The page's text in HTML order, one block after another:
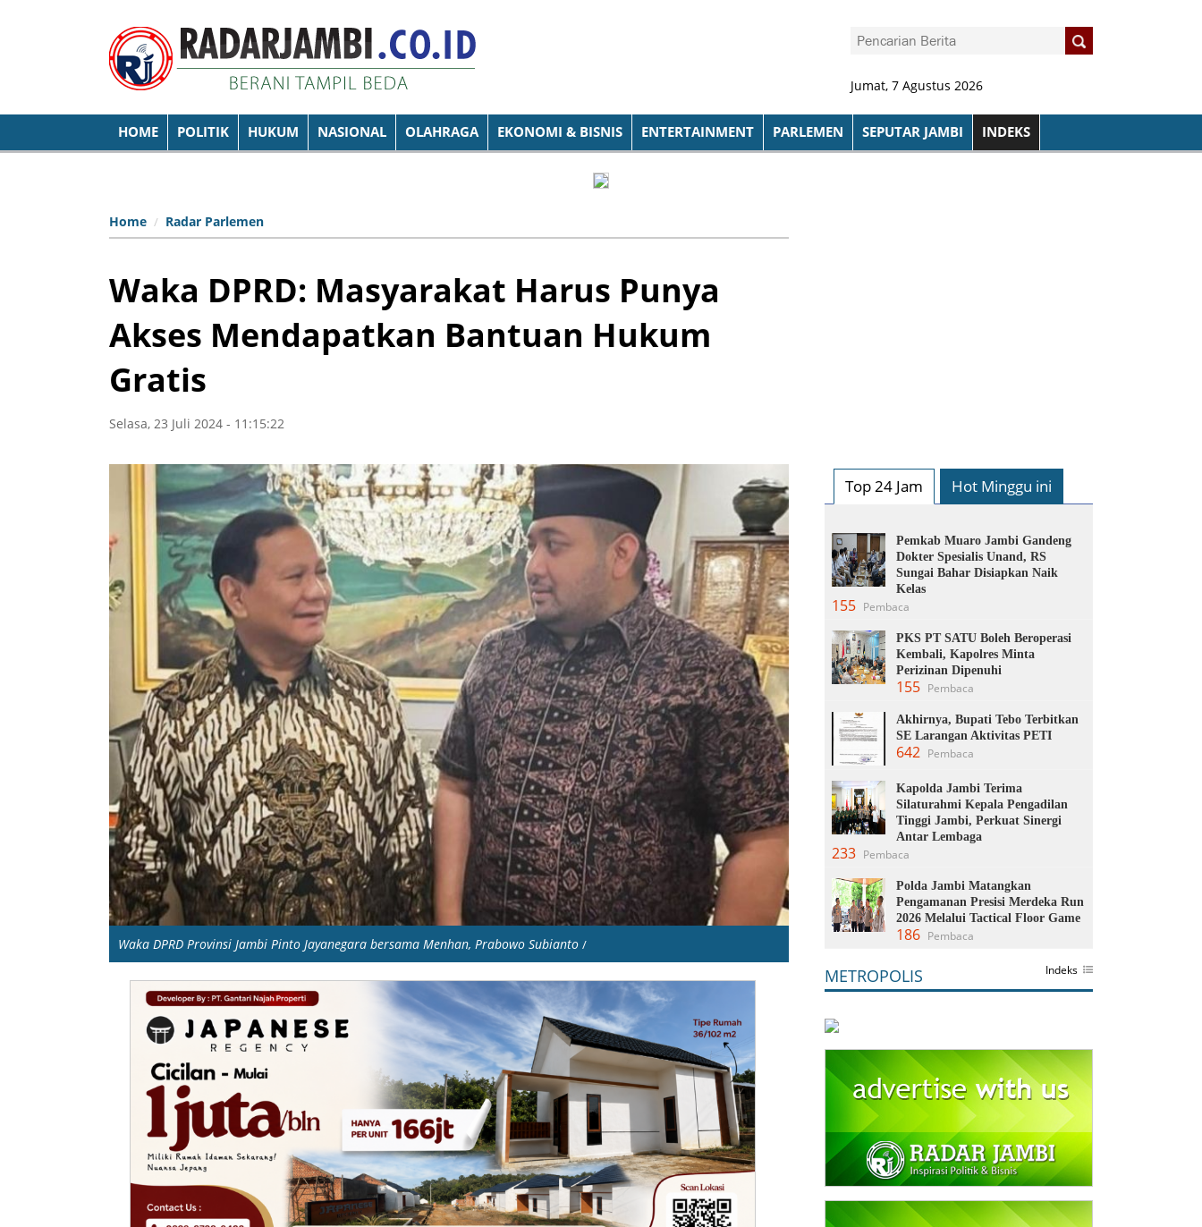
Jumat, 7 Agustus 2026
HOME POLITIK HUKUM NASIONAL OLAHRAGA EKONOMI & BISNIS ENTERTAINMENT PARLEMEN SEPUTAR JAMBI INDEKS
Home Radar Parlemen
Waka DPRD: Masyarakat Harus Punya
Akses Mendapatkan Bantuan Hukum
Gratis
Selasa, 23 Juli 2024 - 11:15:22
Waka DPRD Provinsi Jambi Pinto Jayanegara bersama Menhan, Prabowo Subianto /
Top 24 Jam Hot Minggu ini
Pemkab Muaro Jambi Gandeng
Dokter Spesialis Unand, RS
Sungai Bahar Disiapkan Naik
Kelas
155 Pembaca
PKS PT SATU Boleh Beroperasi
Kembali, Kapolres Minta
Perizinan Dipenuhi
155 Pembaca
Akhirnya, Bupati Tebo Terbitkan
SE Larangan Aktivitas PETI
642 Pembaca
Kapolda Jambi Terima
Silaturahmi Kepala Pengadilan
Tinggi Jambi, Perkuat Sinergi
Antar Lembaga
233 Pembaca
Polda Jambi Matangkan
Pengamanan Presisi Merdeka Run
2026 Melalui Tactical Floor Game
186 Pembaca
METROPOLIS Indeks